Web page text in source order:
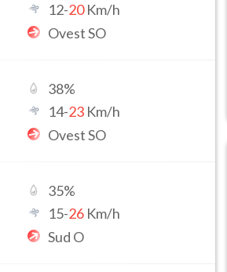
12-20Km/h
Ovest SO
38%
14-23 Km/h
Ovest SO
35%
15-26 Km/h
Sud O